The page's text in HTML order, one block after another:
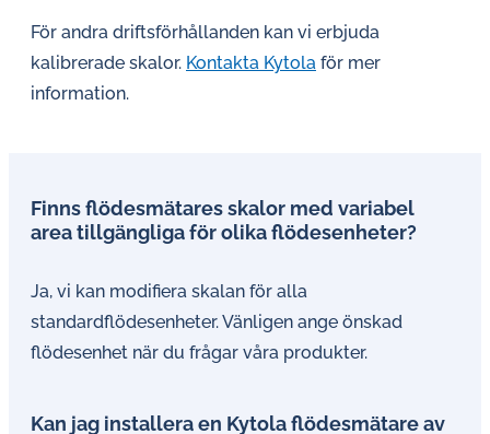
För andra driftsförhållanden kan vi erbjuda
kalibrerade skalor. Kontakta Kytola för mer
information.
Finns flödesmätares skalor med variabel
area tillgängliga för olika flödesenheter?
Ja, vi kan modifiera skalan för alla
standardflödesenheter. Vänligen ange önskad
flödesenhet när du frågar våra produkter.
Kan jag installera en Kytola flödesmätare av